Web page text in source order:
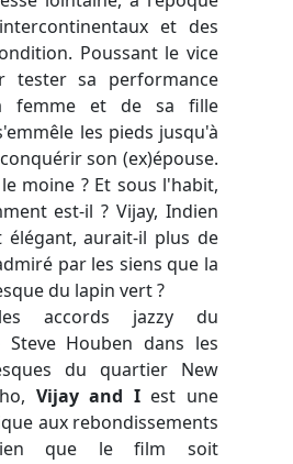
et des
Poussant le vice
tester sa performance
femme et de sa fille
les pieds jusqu'à
son (ex)épouse.
moine ? Et sous l'habit,
est-il ? Vijay, Indien
élégant, aurait-il plus de
par les siens que la
du lapin vert ?
accords jazzy du
Steve Houben dans les
du quartier New
Vijay and Iest une
aux rebondissements
que le film soit